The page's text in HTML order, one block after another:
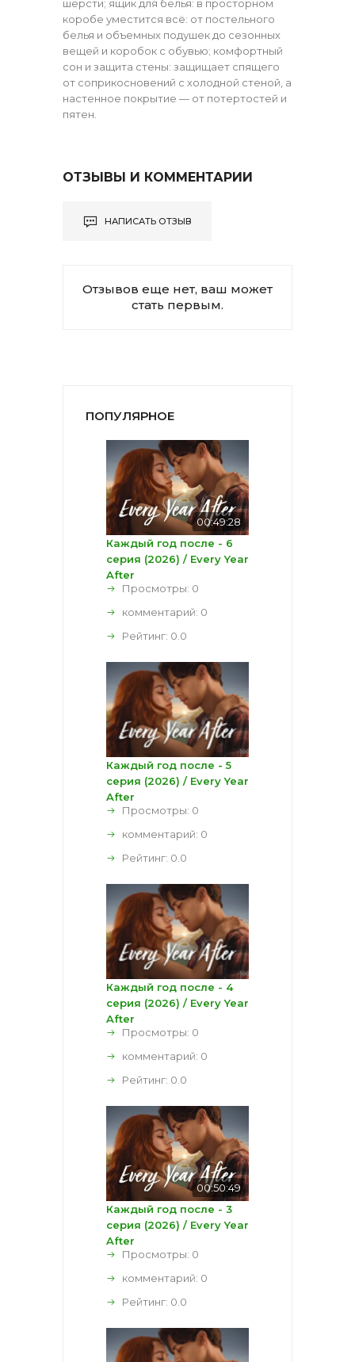
шерсти; ящик для белья: в просторном
коробе уместится всё: от постельного
белья и объемных подушек до сезонных
вещей и коробок с обувью; комфортный
сон и защита стены: защищает спящего
от соприкосновений с холодной стеной, а
настенное покрытие — от потертостей и
пятен.
ОТЗЫВЫ И КОММЕНТАРИИ
НАПИСАТЬ ОТЗЫВ
Отзывов еще нет, ваш может
стать первым.
ПОПУЛЯРНОЕ
00:49:28
Каждый год после - 6
серия (2026) / Every Year
After
Просмотры: 0
комментарий: 0
Рейтинг: 0.0
Каждый год после - 5
серия (2026) / Every Year
After
Просмотры: 0
комментарий: 0
Рейтинг: 0.0
Каждый год после - 4
серия (2026) / Every Year
After
Просмотры: 0
комментарий: 0
Рейтинг: 0.0
00:50:49
Каждый год после - 3
серия (2026) / Every Year
After
Просмотры: 0
комментарий: 0
Рейтинг: 0.0